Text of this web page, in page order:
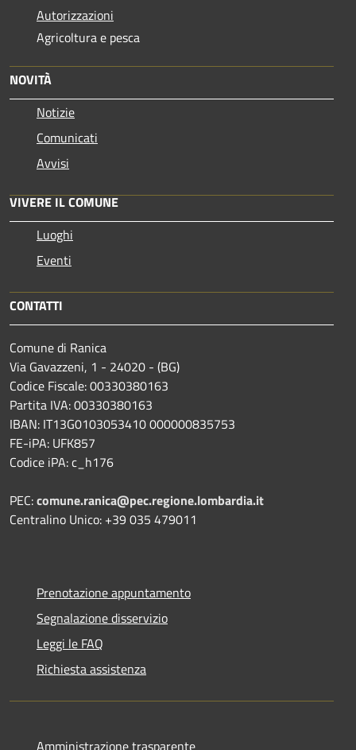
Autorizzazioni
Agricoltura e pesca
NOVITÀ
Notizie
Comunicati
Avvisi
VIVERE IL COMUNE
Luoghi
Eventi
CONTATTI
Comune di Ranica
Via Gavazzeni, 1 - 24020 - (BG)
Codice Fiscale: 00330380163
Partita IVA: 00330380163
IBAN: IT13G0103053410 000000835753
FE-iPA: UFK857
Codice iPA: c_h176
PEC:comune.ranica@pec.regione.lombardia.it
Centralino Unico: +39 035 479011
Prenotazione appuntamento
Segnalazione disservizio
Leggi le FAQ
Richiesta assistenza
Amministrazione trasparente